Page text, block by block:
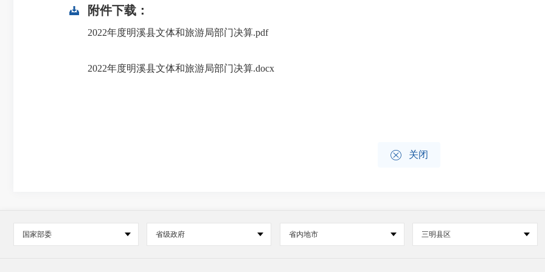
附件下载：
2022年度明溪县文体和旅游局部门决算.pdf
2022年度明溪县文体和旅游局部门决算.docx
 关闭
国家部委 省级政府 省内地市 三明县区